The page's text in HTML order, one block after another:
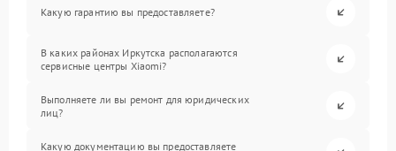
Какую гарантию вы предоставляете?
В каких районах Иркутска располагаются
сервисные центры Xiaomi?
Выполняете ли вы ремонт для юридических
лиц?
Какую документацию вы предоставляете